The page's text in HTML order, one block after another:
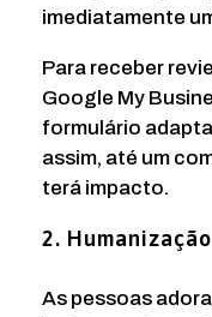
imediatamente
Para receber
Google My
formulário
assim, até um
terá impacto.
2. Humanização
As pessoas